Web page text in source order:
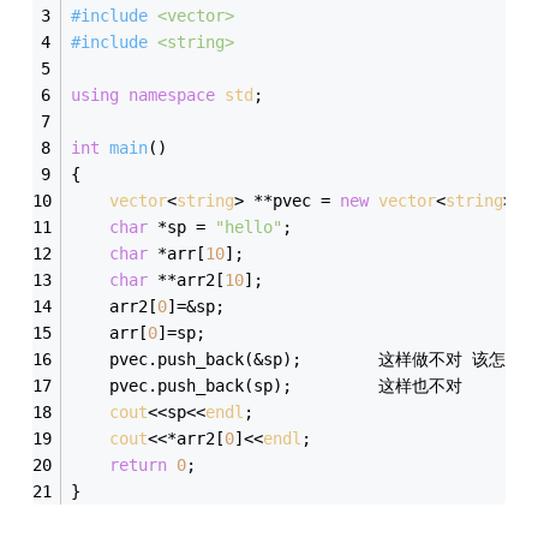
#include <vector>
#include <string>
using namespace std ;
int main()
{
vector<string> **pvec = new vector<string>*[
char *sp = "hello" ;
char *arr[10];
char **arr2[10];
	arr2[
0]=&sp;
	arr[
0]=sp;
	pvec.push_back(sp);			这样也不对
cout<<sp<<endl ;
cout<<*arr2[0]<<endl ;
return 0;
}